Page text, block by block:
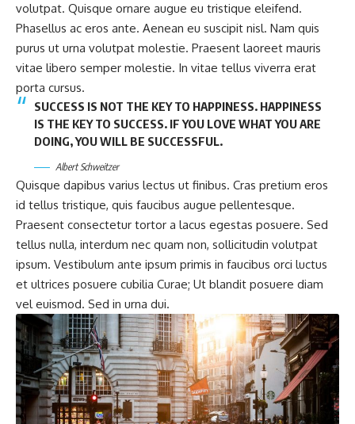
volutpat. Quisque ornare augue eu tristique eleifend.
Phasellus ac eros ante. Aenean eu suscipit nisl. Nam quis
purus ut urna volutpat molestie. Praesent laoreet mauris
vitae libero semper molestie. In vitae tellus viverra erat
porta cursus.
SUCCESS IS NOT THE KEY TO HAPPINESS. HAPPINESS
IS THE KEY TO SUCCESS. IF YOU LOVE WHAT YOU ARE
DOING, YOU WILL BE SUCCESSFUL.
Albert Schweitzer
Quisque dapibus varius lectus ut finibus. Cras pretium eros
id tellus tristique, quis faucibus augue pellentesque.
Praesent consectetur tortor a lacus egestas posuere. Sed
tellus nulla, interdum nec quam non, sollicitudin volutpat
ipsum. Vestibulum ante ipsum primis in faucibus orci luctus
et ultrices posuere cubilia Curae; Ut blandit posuere diam
vel euismod. Sed in urna dui.